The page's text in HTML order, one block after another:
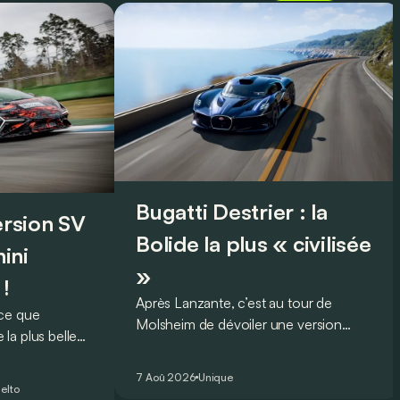
SV
que
plus belle
Bugatti Destrier : la
Bolide la plus « civilisée
»
Après Lanzante, c’est au tour de
Molsheim de dévoiler une version
7 Aoû 2026 Unique